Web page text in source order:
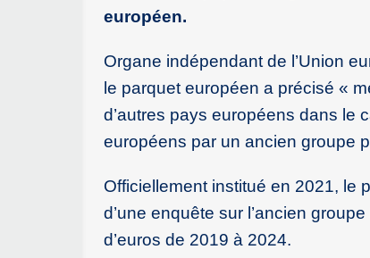
européen.
Organe indépendant de l’Union
le parquet européen a précisé «
d’autres pays européens dans le
européens par un ancien groupe
Officiellement institué en 2021, le
d’une enquête sur l’ancien
d’euros de 2019 à 2024.